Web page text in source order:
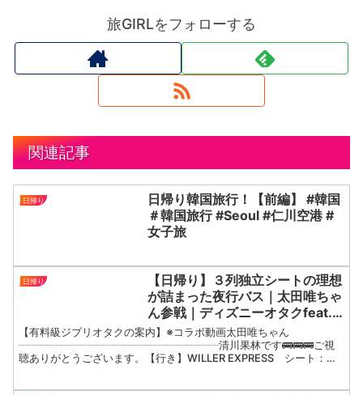
旅GIRLをフォローする
関連記事
日帰り
日帰り韓国旅行！【前編】 #韓国
＃韓国旅行 #Seoul #仁川空港 #
女子旅
日帰り
【日帰り】３列独立シートの理想
が詰まった夜行バス｜太田唯ちゃ
ん参戦｜ディズニーオタクfeat.
ジブリオタク｜オタクの質問コー
ナー｜東京↔︎名古屋
【有料級ジブリオタクの案内】※コラボ動画太田唯ちゃん
┈┈┈┈┈┈┈┈┈┈┈┈┈┈┈┈┈┈┈清川果林です🚌🚌🚌ご視
聴ありがとうございます。【行き】WILLER EXPRESS シート：ラ